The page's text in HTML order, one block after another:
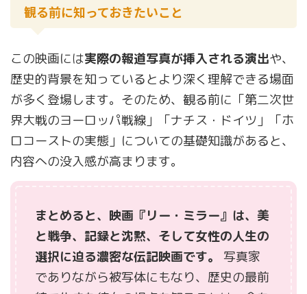
観る前に知っておきたいこと
この映画には実際の報道写真が挿入される演出や、
歴史的背景を知っているとより深く理解できる場面
が多く登場します。そのため、観る前に「第二次世
界大戦のヨーロッパ戦線」「ナチス・ドイツ」「ホ
ロコーストの実態」についての基礎知識があると、
内容への没入感が高まります。
まとめると、映画『リー・ミラー』は、美
と戦争、記録と沈黙、そして女性の人生の
選択に迫る濃密な伝記映画です。
写真家
でありながら被写体にもなり、歴史の最前